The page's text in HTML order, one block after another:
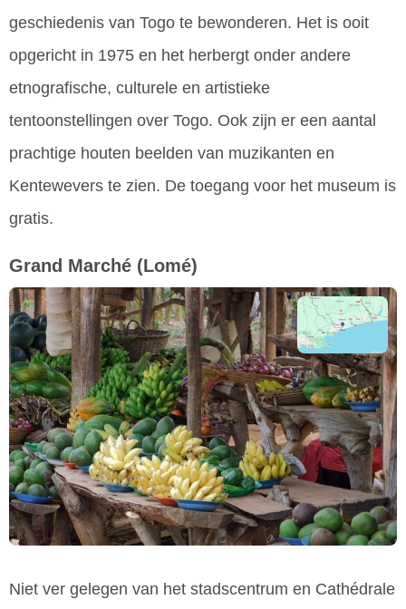
geschiedenis van Togo te bewonderen. Het is ooit
opgericht in 1975 en het herbergt onder andere
etnografische, culturele en artistieke
tentoonstellingen over Togo. Ook zijn er een aantal
prachtige houten beelden van muzikanten en
Kentewevers te zien. De toegang voor het museum is
gratis.
Grand Marché (Lomé)
Niet ver gelegen van het stadscentrum en Cathédrale